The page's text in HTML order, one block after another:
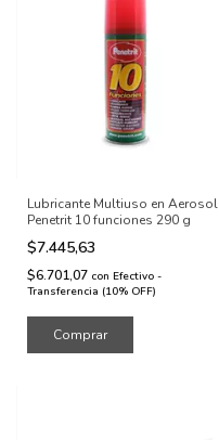
Lubricante Multiuso en Aerosol
Penetrit 10 funciones 290 g
$7.445,63
$6.701,07 con Efectivo -
Transferencia (10% OFF)